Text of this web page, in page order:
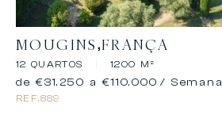
MOUGINS FRANÇA
12 QUARTOS 1200 M²
REF.889
de €31.250 a €110.000 / Semana